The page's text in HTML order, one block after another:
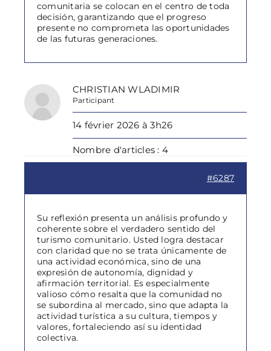
comunitaria se colocan en el centro de toda
decisión, garantizando que el progreso
presente no comprometa las oportunidades
de las futuras generaciones.
CHRISTIAN WLADIMIR
Participant
14 février 2026 à 3h26
Nombre d'articles : 4
#6287
Su reflexión presenta un análisis profundo y
coherente sobre el verdadero sentido del
turismo comunitario. Usted logra destacar
con claridad que no se trata únicamente de
una actividad económica, sino de una
expresión de autonomía, dignidad y
afirmación territorial. Es especialmente
valioso cómo resalta que la comunidad no
se subordina al mercado, sino que adapta la
actividad turística a su cultura, tiempos y
valores, fortaleciendo así su identidad
colectiva.